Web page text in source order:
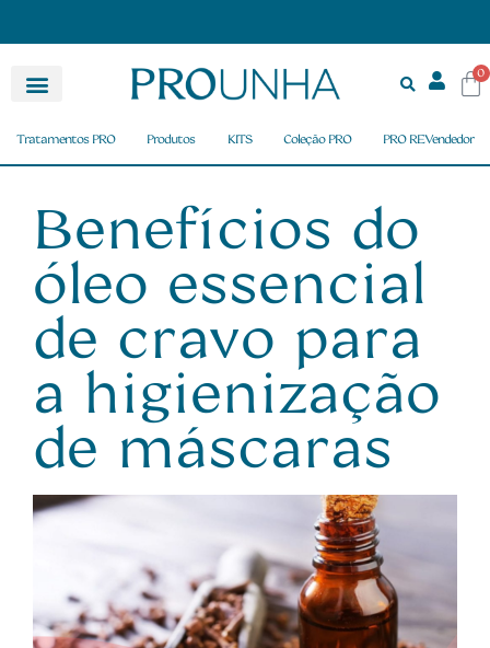
0
Tratamentos PRO Produtos KITS Coleção PRO PRO REVendedor
Benefícios do
óleo essencial
de cravo para
a higienização
de máscaras